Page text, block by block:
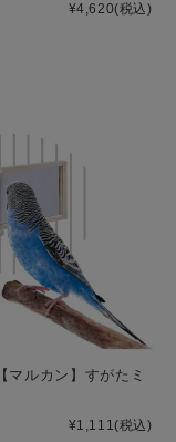
¥4,620(税込)
マルカン】すがたミ
¥1,111(税込)